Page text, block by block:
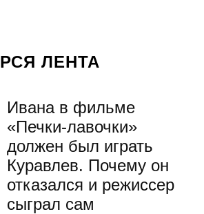
РСЯ ЛЕНТА
Ивана в фильме
«Печки-лавочки»
должен был играть
Куравлев. Почему он
отказался и режиссер
сыграл сам